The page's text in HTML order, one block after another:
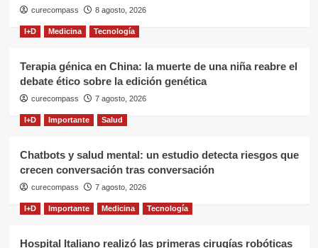
curecompass 8 agosto, 2026
I+D Medicina Tecnología
Terapia génica en China: la muerte de una niña reabre el
debate ético sobre la edición genética
curecompass 7 agosto, 2026
I+D Importante Salud
Chatbots y salud mental: un estudio detecta riesgos que
crecen conversación tras conversación
curecompass 7 agosto, 2026
I+D Importante Medicina Tecnología
Hospital Italiano realizó las primeras cirugías robóticas